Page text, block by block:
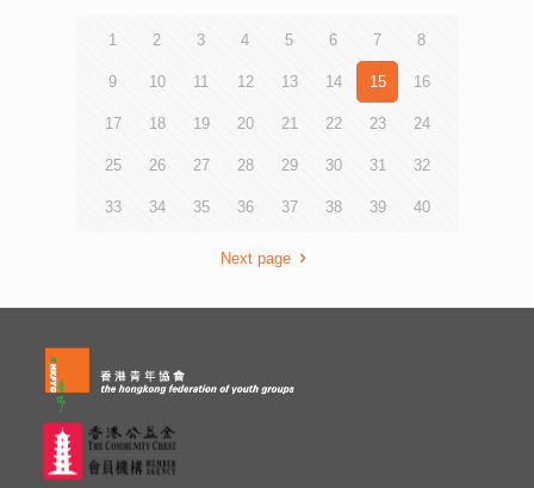
性定位可助大灣區企業更快速了解國際市場需求及打開國際
安全問題，認為需要保障各持分者。另外，如果香港與內地
容許部分相關法規互通，並運用科技創新，例如：香港電子
錢包能認證內地身分證開設戶口，則彰顯大灣區城市更緊密
1 2 3 4 5 6 7 8
9 10 11 12 13 14 15 16
17 18 19 20 21 22 23 24
25 26 27 28 29 30 31 32
33 34 35 36 37 38 39 40
Next page